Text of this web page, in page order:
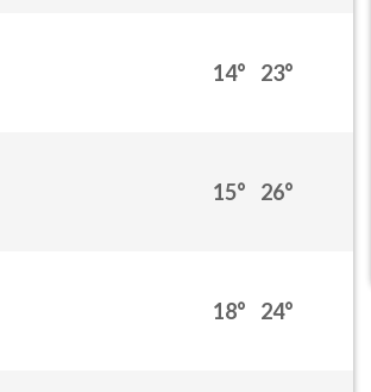
14° 23°
15° 26°
18° 24°